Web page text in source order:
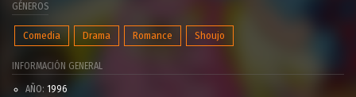
GÉNEROS
Comedia Drama Romance Shoujo
INFORMACIÓN GENERAL
AÑO: 1996